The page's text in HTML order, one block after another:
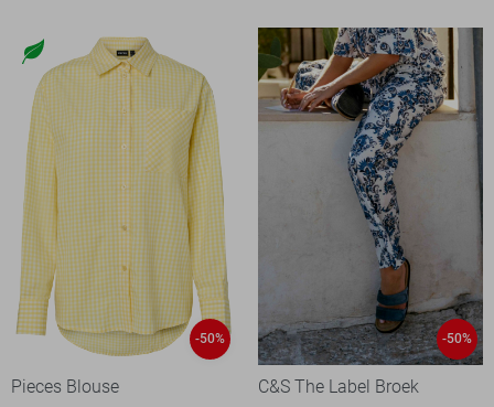
-50%
Pieces Blouse
-50%
C&S The Label Broek